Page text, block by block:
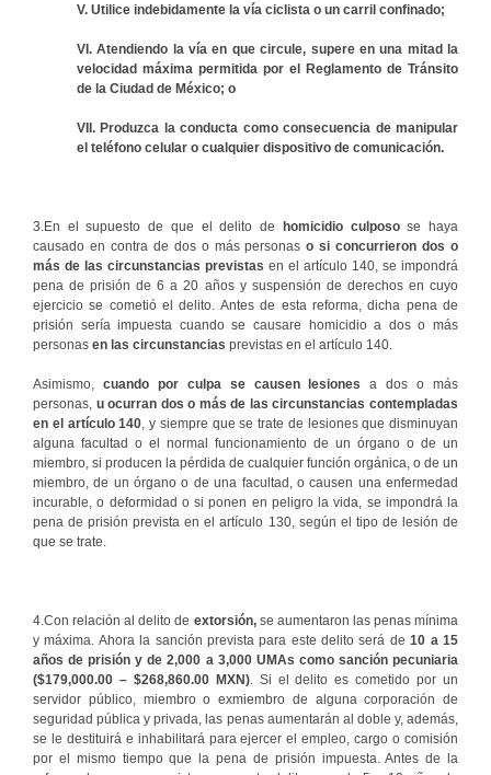
V. Utilice indebidamente la vía ciclista o un carril confinado;
VI. Atendiendo la vía en que circule, supere en una mitad la
velocidad máxima permitida por el Reglamento de Tránsito
de la Ciudad de México; o
VII. Produzca la conducta como consecuencia de manipular
el teléfono celular o cualquier dispositivo de comunicación.
3.En el supuesto de que el delito de homicidio culposose haya
causado en contra de dos o más personaso si concurrieron dos o
más de las circunstancias previstas en el artículo 140, se impondrá
pena de prisión de 6 a 20 años y suspensión de derechos en cuyo
ejercicio se cometió el delito. Antes de esta reforma, dicha pena de
prisión sería impuesta cuando se causare homicidio a dos o más
personas en las circunstancias previstas en el artículo 140.
Asimismo, cuando por culpa se causen lesiones
a dos o más
personas, u ocurran dos o más de las circunstancias contempladas
en el artículo 140 , y siempre que se trate de lesiones que disminuyan
alguna facultad o el normal funcionamiento de un órgano o de un
miembro, si producen la pérdida de cualquier función orgánica, o de un
miembro, de un órgano o de una facultad, o causen una enfermedad
incurable, o deformidad o si ponen en peligro la vida, se impondrá la
pena de prisión prevista en el artículo 130, según el tipo de lesión de
que se trate.
4.Con relación al delito de extorsión, se aumentaron las penas mínima
y máxima. Ahora la sanción prevista para este delito será de10 a 15
años de prisión y de 2,000 a 3,000 UMAs como sanción pecuniaria
($179,000.00 – $268,860.00 MXN). Si el delito es cometido por un
servidor público, miembro o exmiembro de alguna corporación de
seguridad pública y privada, las penas aumentarán al doble y, además,
se le destituirá e inhabilitará para ejercer el empleo, cargo o comisión
por el mismo tiempo que la pena de prisión impuesta. Antes de la